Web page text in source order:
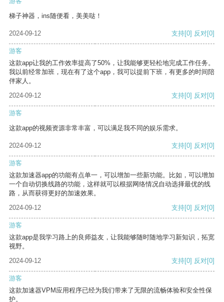
梯子神器，ins随便看，美美哒！
2024-09-12 支持[0] 反对[0]
游客
这款app让我的工作效率提高了50%，让我能够更轻松地完成工作任务。
我以前经常加班，现在有了这个app，我可以提前下班，有更多的时间陪
伴家人。
2024-09-12
支持[0] 反对[0]
游客
这款app的视频资源非常丰富，可以满足我不同的娱乐需求。
2024-09-12 支持[0] 反对[0]
游客
这款加速器app的功能有点单一，可以增加一些新功能。比如，可以增加
一个自动切换线路的功能，这样就可以根据网络情况自动选择最优的线
路，从而获得更好的加速效果。
2024-09-12
支持[0] 反对[0]
游客
这款app是我学习路上的良师益友，让我能够随时随地学习新知识，拓宽
视野。
2024-09-12
支持[0] 反对[0]
游客
这款加速器VPM应用程序已经为我们带来了无限的流畅体验和安全性保
护。